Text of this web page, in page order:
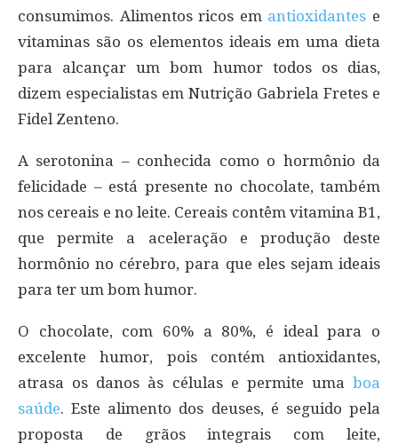
consumimos. Alimentos ricos em antioxidantes e
vitaminas são os elementos ideais em uma dieta
para alcançar um bom humor todos os dias,
dizem especialistas em Nutrição Gabriela Fretes e
Fidel Zenteno.
A serotonina – conhecida como o hormônio da
felicidade – está presente no chocolate, também
nos cereais e no leite. Cereais contêm vitamina B1,
que permite a aceleração e produção deste
hormônio no cérebro, para que eles sejam ideais
para ter um bom humor.
O chocolate, com 60% a 80%, é ideal para o
excelente humor, pois contém antioxidantes,
atrasa os danos às células e permite uma boa
saúde. Este alimento dos deuses, é seguido pela
proposta de grãos integrais com leite,